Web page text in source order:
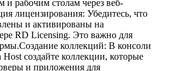
и рабочим столам через веб-
лицензирования: Убедитесь, что
и активированы на
RD Licensing. Это важно для
коллекций: В консоли
создайте коллекции, которые
и приложения для